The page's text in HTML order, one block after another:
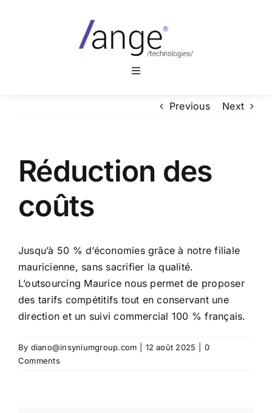
Toggle
A propos d’Ange Technologies
Services
Besoins Externes
Contact
Previous Next
Réduction des
coûts
Jusqu’à 50 % d’économies grâce à notre filiale
mauricienne, sans sacrifier la qualité.
L’outsourcing Maurice nous permet de proposer
des tarifs compétitifs tout en conservant une
direction et un suivi commercial 100 % français.
By diano@insyniumgroup.com 12 août 2025
0
Comments